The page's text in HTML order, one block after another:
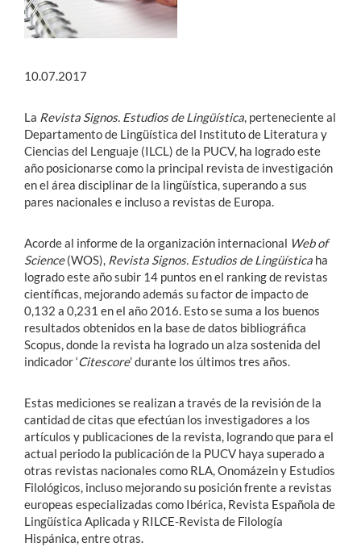
10.07.2017
La Revista Signos. Estudios de Lingüística, perteneciente al
Departamento de Lingüística del Instituto de Literatura y
Ciencias del Lenguaje (ILCL) de la PUCV, ha logrado este
año posicionarse como la principal revista de investigación
en el área disciplinar de la lingüística, superando a sus
pares nacionales e incluso a revistas de Europa.
Acorde al informe de la organización internacional Web of
Science(WOS), Revista Signos. Estudios de Lingüística ha
logrado este año subir 14 puntos en el ranking de revistas
científicas, mejorando además su factor de impacto de
0,132 a 0,231 en el año 2016. Esto se suma a los buenos
resultados obtenidos en la base de datos bibliográfica
Scopus, donde la revista ha logrado un alza sostenida del
indicador ‘Citescore’ durante los últimos tres años.
Estas mediciones se realizan a través de la revisión de la
cantidad de citas que efectúan los investigadores a los
artículos y publicaciones de la revista, logrando que para el
actual periodo la publicación de la PUCV haya superado a
otras revistas nacionales como RLA, Onomázein y Estudios
Filológicos, incluso mejorando su posición frente a revistas
europeas especializadas como Ibérica, Revista Española de
Lingüística Aplicada y RILCE-Revista de Filología
Hispánica, entre otras.